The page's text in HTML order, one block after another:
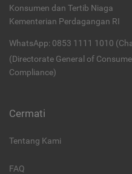
Konsumen dan Tertib Niaga
Kementerian Perdagangan RI
WhatsApp: 0853 1111 1010
(Directorate General of
Compliance)
Cermati
Tentang Kami
FAQ